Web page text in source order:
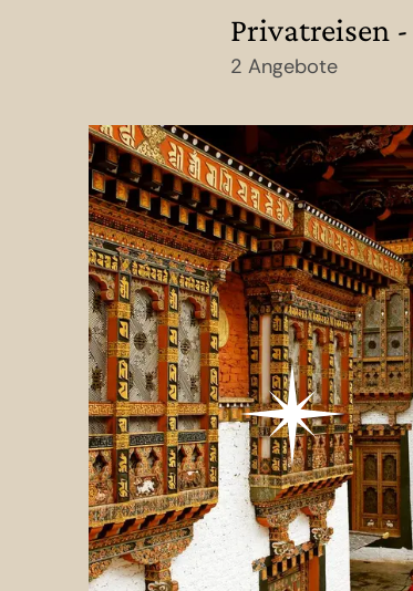
Privatreisen
2 Angebote